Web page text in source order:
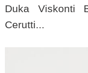
Duka Viskonti
Cerutti...